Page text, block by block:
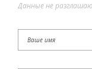
Данные не